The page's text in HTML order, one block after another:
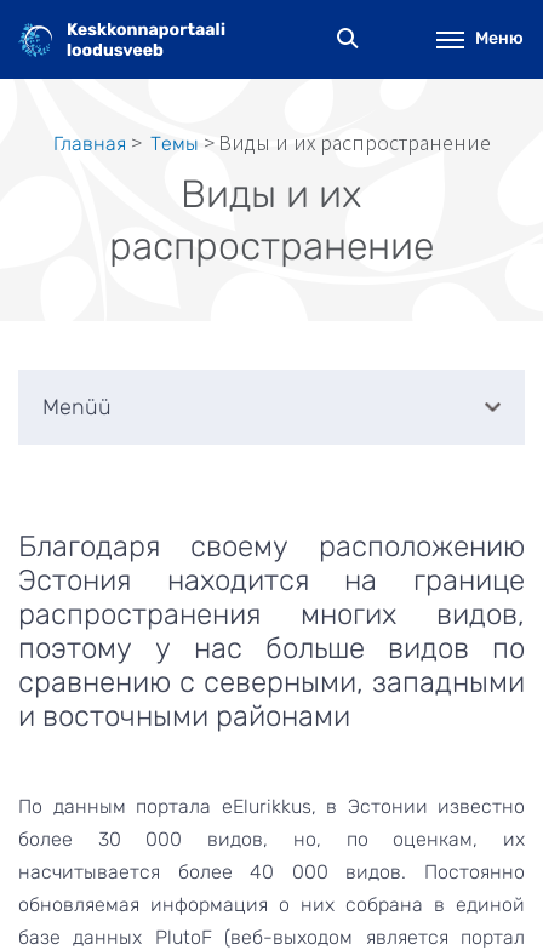
основному
содержанию
Меню
навигации
Главная Tемы Виды и их распространение
Виды и их
распространение
Menüü
Благодаря своему расположению
Эстония находится на границе
распространения многих видов,
поэтому у нас больше видов по
сравнению с северными, западными
и восточными районами
По данным портала eElurikkus, в Эстонии известно
более 30 000 видов, но, по оценкам, их
насчитывается более 40 000 видов. Постоянно
обновляемая информация о них собрана в единой
базе данных PlutoF (веб-выходом является портал